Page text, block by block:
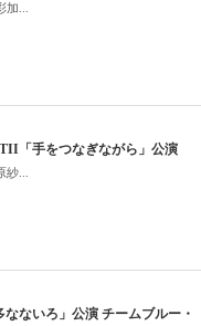
...
「手をつなぎながら」公演
...
ないろ」公演 チームブルー・